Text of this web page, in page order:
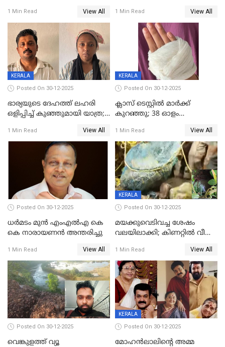
മലയാളി യുവാവിന്റെ ഭാര്യയും
മരിച്ചു
1 Min Read View All
നോട്ടീസയച്ച് ഉമാ തോമസ്
1 Min Read View All
KERALA
Posted On 30-12-2025
ഭാര്യയുടെ ദേഹത്ത് ലഹരി
ഒളിപ്പിച്ച് കുഞ്ഞുമായി യാത്ര;
പിടികൂടി പൊലീസ്
1 Min Read View All
KERALA
Posted On 30-12-2025
ക്ലാസ് ടെസ്റ്റിൽ മാർക്ക്
കുറഞ്ഞു; 38 ഓളം
സെന്ററിലെ അധ്യാപകന്‍
മർദിച്ചതായി പരാതി
1 Min Read View All
Posted On 30-12-2025
ധർമടം മുൻ എംഎല്‍എ കെ
കെ നാരായണന്‍ അന്തരിച്ചു
1 Min Read View All
KERALA
Posted On 30-12-2025
മയക്കുവെടിവച്ച ശേഷം
വലയിലാക്കി; കിണറ്റിൽ വീണ
1 Min Read View All
Posted On 30-12-2025
വെങ്കുളത്ത് വ്യൂ
KERALA
Posted On 30-12-2025
മോഹന്‍ലാലിന്‍റെ അമ്മ